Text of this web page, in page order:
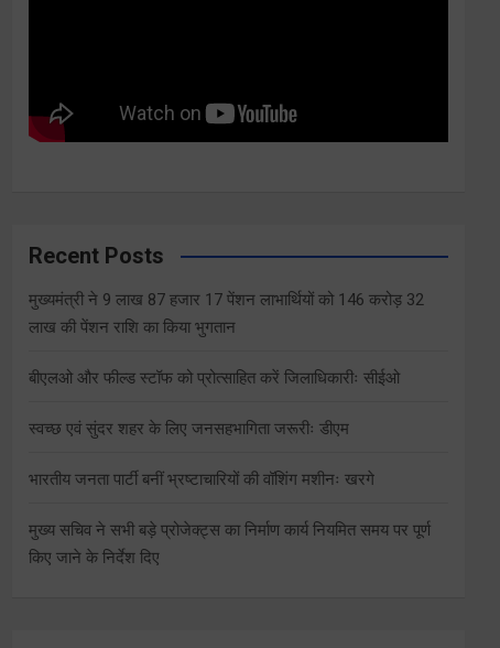
Recent Posts
मुख्यमंत्री ने 9 लाख 87 हजार 17 पेंशन लाभार्थियों को 146 करोड़ 32
लाख की पेंशन राशि का किया भुगतान
बीएलओ और फील्ड स्टॉफ को प्रोत्साहित करें जिलाधिकारीः सीईओ
स्वच्छ एवं सुंदर शहर के लिए जनसहभागिता जरूरीः डीएम
भारतीय जनता पार्टी बनीं भ्रष्टाचारियों की वॉशिंग मशीनः खरगे
मुख्य सचिव ने सभी बड़े प्रोजेक्ट्स का निर्माण कार्य नियमित समय पर पूर्ण
किए जाने के निर्देश दिए